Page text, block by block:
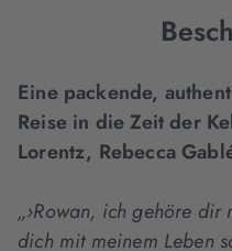
Eine packende,
Reise in die Zeit der
Lorentz, Rebecca
„›Rowan, ich gehöre dir
dich mit meinem Leben